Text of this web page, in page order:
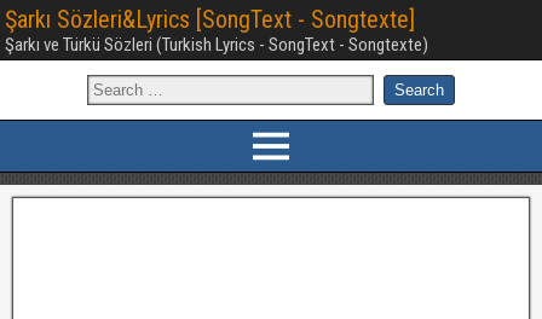
Şarkı Sözleri&Lyrics [SongText - Songtexte]
Şarkı ve Türkü Sözleri (Turkish Lyrics - SongText - Songtexte)